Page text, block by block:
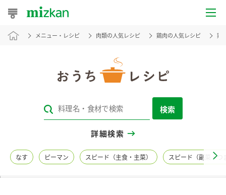
おうちレシピ
レシピカテゴリ一覧
レシピ名特集
メニュー・レシピ 肉類の人気レシピ 鶏肉の人気レシピ 鶏
検索
詳細検索
なす ピーマン スピード（主食・主菜） スピード（副菜・つ